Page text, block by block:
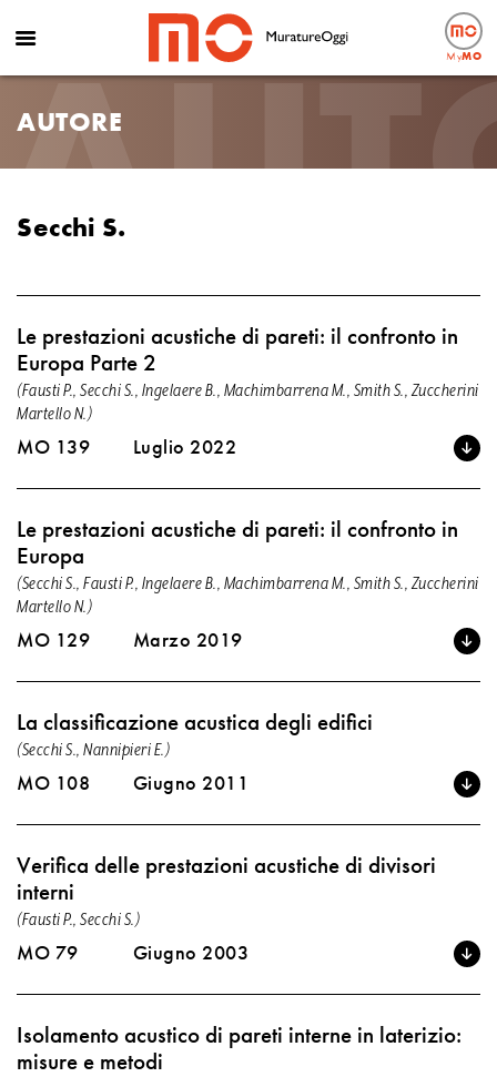
MyMO
AUTORE
Secchi S.
Le prestazioni acustiche di pareti: il confronto in
Europa Parte 2
(Fausti P., Secchi S., Ingelaere B., Machimbarrena M., Smith S., Zuccherini
Martello N.)
MO 139 Luglio 2022
Le prestazioni acustiche di pareti: il confronto in
Europa
(Secchi S., Fausti P., Ingelaere B., Machimbarrena M., Smith S., Zuccherini
Martello N.)
MO 129 Marzo 2019
La classificazione acustica degli edifici
(Secchi S., Nannipieri E.)
MO 108 Giugno 2011
Verifica delle prestazioni acustiche di divisori
interni
(Fausti P., Secchi S.)
MO 79 Giugno 2003
Isolamento acustico di pareti interne in laterizio:
misure e metodi